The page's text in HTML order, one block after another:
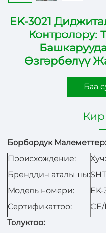
EK-3021
Контролору:
Өзгөрбөлүү
Баа
Борбордук Малеметтер:
Происхождение:
Бренддин аталышы:
Модель номери:
EK-
Сертификаттоо:
CE/
Толуктоо: